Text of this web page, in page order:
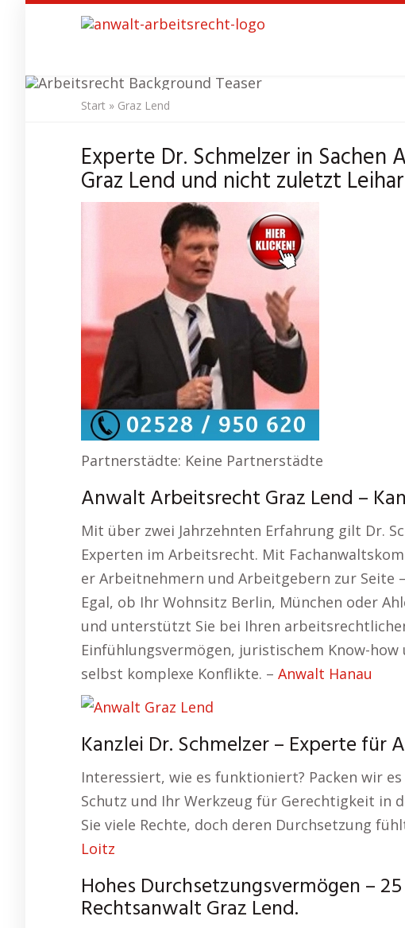
content
Anwalt
Start » Graz Lend
Experte Dr. Schmelzer in
Graz Lend und nicht zuletzt
Partnerstädte: Keine Partnerstädte
Anwalt Arbeitsrecht Graz Lend –
Mit über zwei Jahrzehnten Erfahrung gilt Dr.
Experten im Arbeitsrecht. Mit
er Arbeitnehmern und Arbeitgebern zur Seite
Egal, ob Ihr Wohnsitz Berlin, München oder
und unterstützt Sie bei Ihren
Einfühlungsvermögen, juristischem Know-
selbst komplexe Konflikte. – Anwalt Hanau
Kanzlei Dr. Schmelzer – Experte für
Interessiert, wie es funktioniert? Packen wir
Schutz und Ihr Werkzeug für Gerechtigkeit in
Sie viele Rechte, doch deren Durchsetzung
Loitz
Hohes Durchsetzungsvermögen –
Rechtsanwalt Graz Lend.